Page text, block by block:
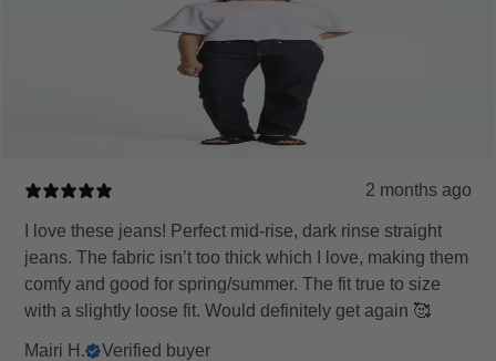
2 months ago
I love these jeans! Perfect mid-rise, dark rinse straight
jeans. The fabric isn’t too thick which I love, making them
comfy and good for spring/summer. The fit true to size
with a slightly loose fit. Would definitely get again 🥰
Mairi H. Verified buyer